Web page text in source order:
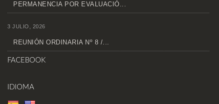
PERMANENCIA POR EVALUACIÓ...
3 JULIO, 2026
REUNIÓN ORDINARIA Nº 8 /...
FACEBOOK
IDIOMA